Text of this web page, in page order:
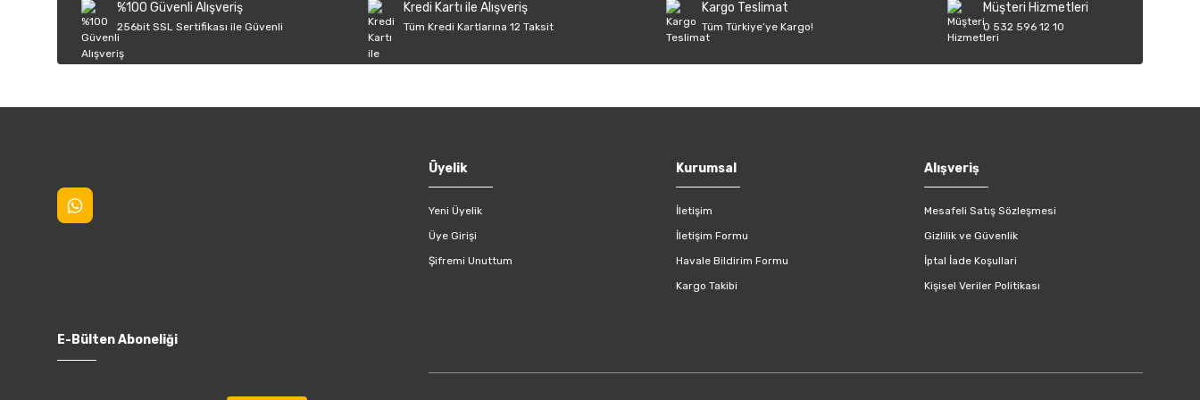
Ürün fiyatı diğer sitelerden daha pahalı.
Bu ürüne benzer farklı alternatifler olmalı.
%100 Güvenli Alışveriş
256bit SSL Sertifikası ile Güvenli
Kredi Kartı ile Alışveriş
Tüm Kredi Kartlarına 12 Taksit
Kargo Teslimat
Tüm Türkiye’ye Kargo!
Müşteri Hizmetleri
0 532 596 12 10
Üyelik
Yeni Üyelik
Üye Girişi
Şifremi Unuttum
Kurumsal
İletişim
İletişim Formu
Havale Bildirim Formu
Kargo Takibi
Alışveriş
Mesafeli Satış Sözleşmesi
Gizlilik ve Güvenlik
İptal İade Koşullari
Kişisel Veriler Politikası
E-Bülten Aboneliği